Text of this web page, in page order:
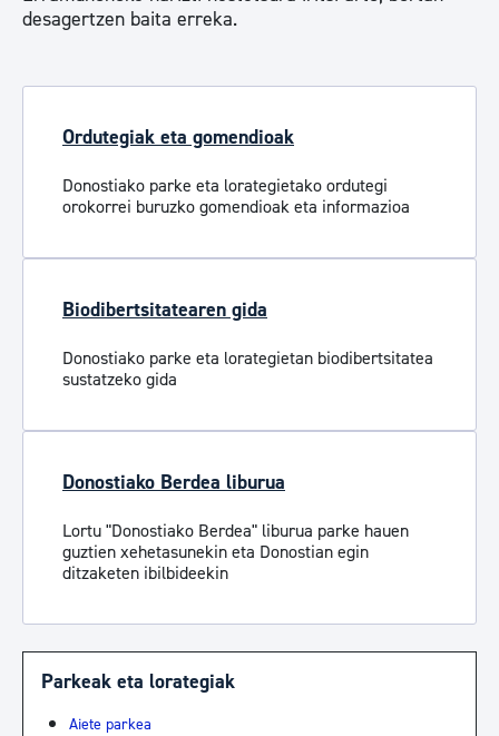
desagertzen baita erreka.
Ordutegiak eta gomendioak
Donostiako parke eta lorategietako ordutegi
orokorrei buruzko gomendioak eta informazioa
Biodibertsitatearen gida
Donostiako parke eta lorategietan biodibertsitatea
sustatzeko gida
Donostiako Berdea liburua
Lortu "Donostiako Berdea" liburua parke hauen
guztien xehetasunekin eta Donostian egin
ditzaketen ibilbideekin
Parkeak eta lorategiak
Aiete parkea